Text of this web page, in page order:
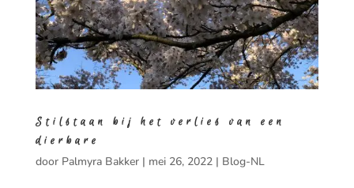
Stilstaan bij het verlies van een
dierbare
door Palmyra Bakker| mei 26, 2022| Blog-NL